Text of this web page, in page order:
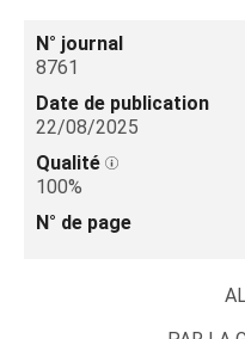
N° journal
8761
Date de publication
22/08/2025
Qualité
100%
N° de page